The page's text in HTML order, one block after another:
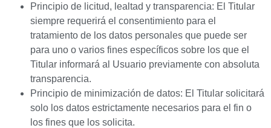
Principio de licitud, lealtad y transparencia: El Titular
siempre requerirá el consentimiento para el
tratamiento de los datos personales que puede ser
para uno o varios fines específicos sobre los que el
Titular informará al Usuario previamente con absoluta
transparencia.
Principio de minimización de datos: El Titular solicitará
solo los datos estrictamente necesarios para el fin o
los fines que los solicita.